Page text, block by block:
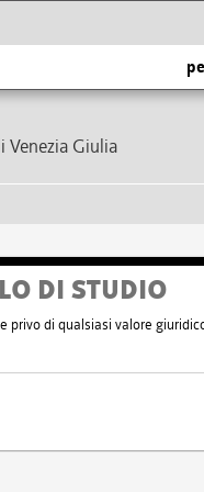
Giulia
DI STUDIO
di qualsiasi valore